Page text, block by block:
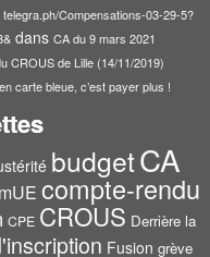
Compensations-03-29-5?
dans CA du 9 mars 2021
CROUS de Lille (14/11/2019)
carte bleue, c’est payer plus !
budgetCA
compte-rendu
CPE CROUS Derrière la
Fusion grève